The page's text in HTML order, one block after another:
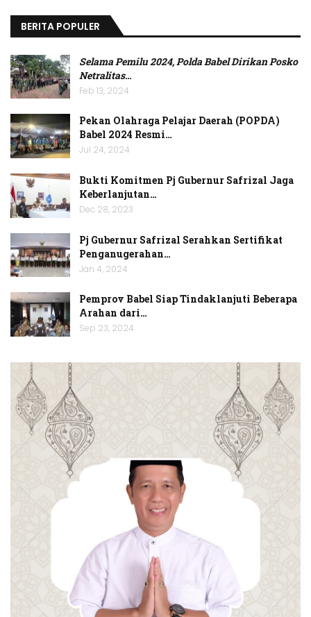
BERITA POPULER
Selama Pemilu 2024, Polda Babel Dirikan Posko
Netralitas…
Feb 13, 2024
Pekan Olahraga Pelajar Daerah (POPDA)
Babel 2024 Resmi…
Jul 24, 2024
Bukti Komitmen Pj Gubernur Safrizal Jaga
Keberlanjutan…
Dec 28, 2023
Pj Gubernur Safrizal Serahkan Sertifikat
Penganugerahan…
Jan 4, 2024
Pemprov Babel Siap Tindaklanjuti Beberapa
Arahan dari…
Sep 23, 2024